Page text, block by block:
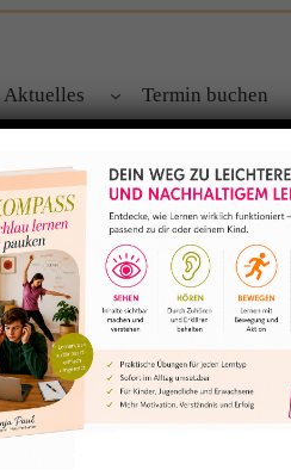
Aktuelles Termin buchen
und muss nun schweren